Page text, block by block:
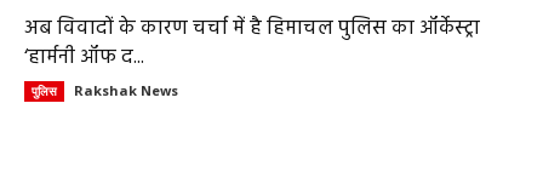
अब विवादों के कारण चर्चा में है हिमाचल पुलिस का ऑर्केस्ट्रा
‘हार्मनी ऑफ द...
पुलिस Rakshak News